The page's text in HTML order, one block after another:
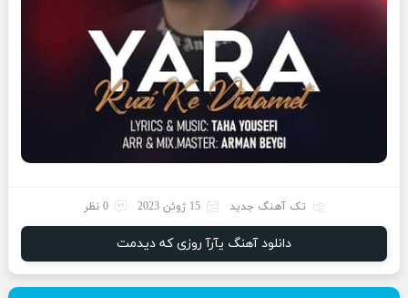
تک آهنگ جدید 15 ژوئن 2023 0 نظر
دانلود آهنگ یآرآ روزی که دیدمت